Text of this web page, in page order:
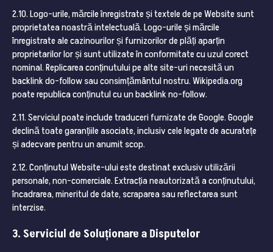
2.10. Logo-urile, mărcile înregistrate și textele de pe Website sunt
proprietatea noastră intelectuală. Logo-urile și mărcile
înregistrate ale cazinourilor și furnizorilor de plăți aparțin
proprietarilor lor și sunt utilizate în conformitate cu uzul corect
nominal. Replicarea conținutului pe alte site-uri necesită un
backlink do-follow sau consimțământul nostru. Wikipedia.org
poate republica conținutul cu un backlink no-follow.
2.11. Serviciul poate include traduceri furnizate de Google. Google
declină toate garanțiile asociate, inclusiv cele legate de acuratețe
și adecvare pentru un anumit scop.
2.12. Conținutul Website-ului este destinat exclusiv utilizării
personale, non-comerciale. Extracția neautorizată a conținutului,
încadrarea, mineritul de date, scraparea sau reflectarea sunt
interzise.
3. Serviciul de Soluționare a Disputelor